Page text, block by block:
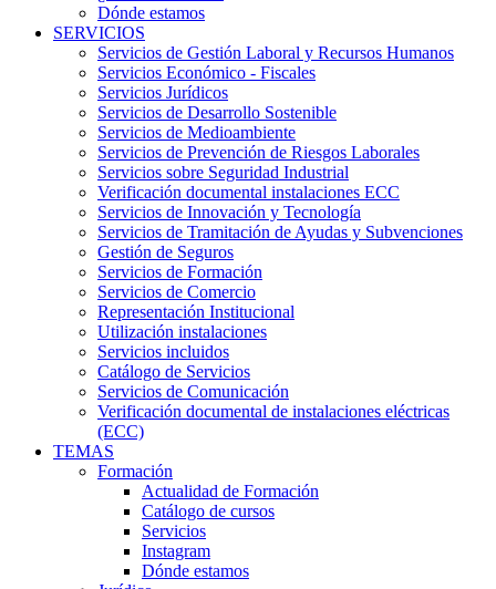
Dónde estamos
SERVICIOS
Servicios de Gestión Laboral y Recursos Humanos
Servicios Económico - Fiscales
Servicios Jurídicos
Servicios de Desarrollo Sostenible
Servicios de Medioambiente
Servicios de Prevención de Riesgos Laborales
Servicios sobre Seguridad Industrial
Verificación documental instalaciones ECC
Servicios de Innovación y Tecnología
Servicios de Tramitación de Ayudas y Subvenciones
Gestión de Seguros
Servicios de Formación
Servicios de Comercio
Representación Institucional
Utilización instalaciones
Servicios incluidos
Catálogo de Servicios
Servicios de Comunicación
Verificación documental de instalaciones eléctricas
(ECC)
TEMAS
Formación
Actualidad de Formación
Catálogo de cursos
Servicios
Instagram
Dónde estamos